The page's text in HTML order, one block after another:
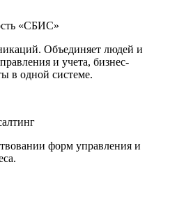
«СБИС»
Объединяет людей и
и учета, бизнес-
в одной системе.
форм управления и